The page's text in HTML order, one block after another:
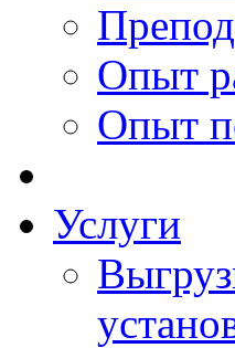
Опыт
Опыт
Услуги